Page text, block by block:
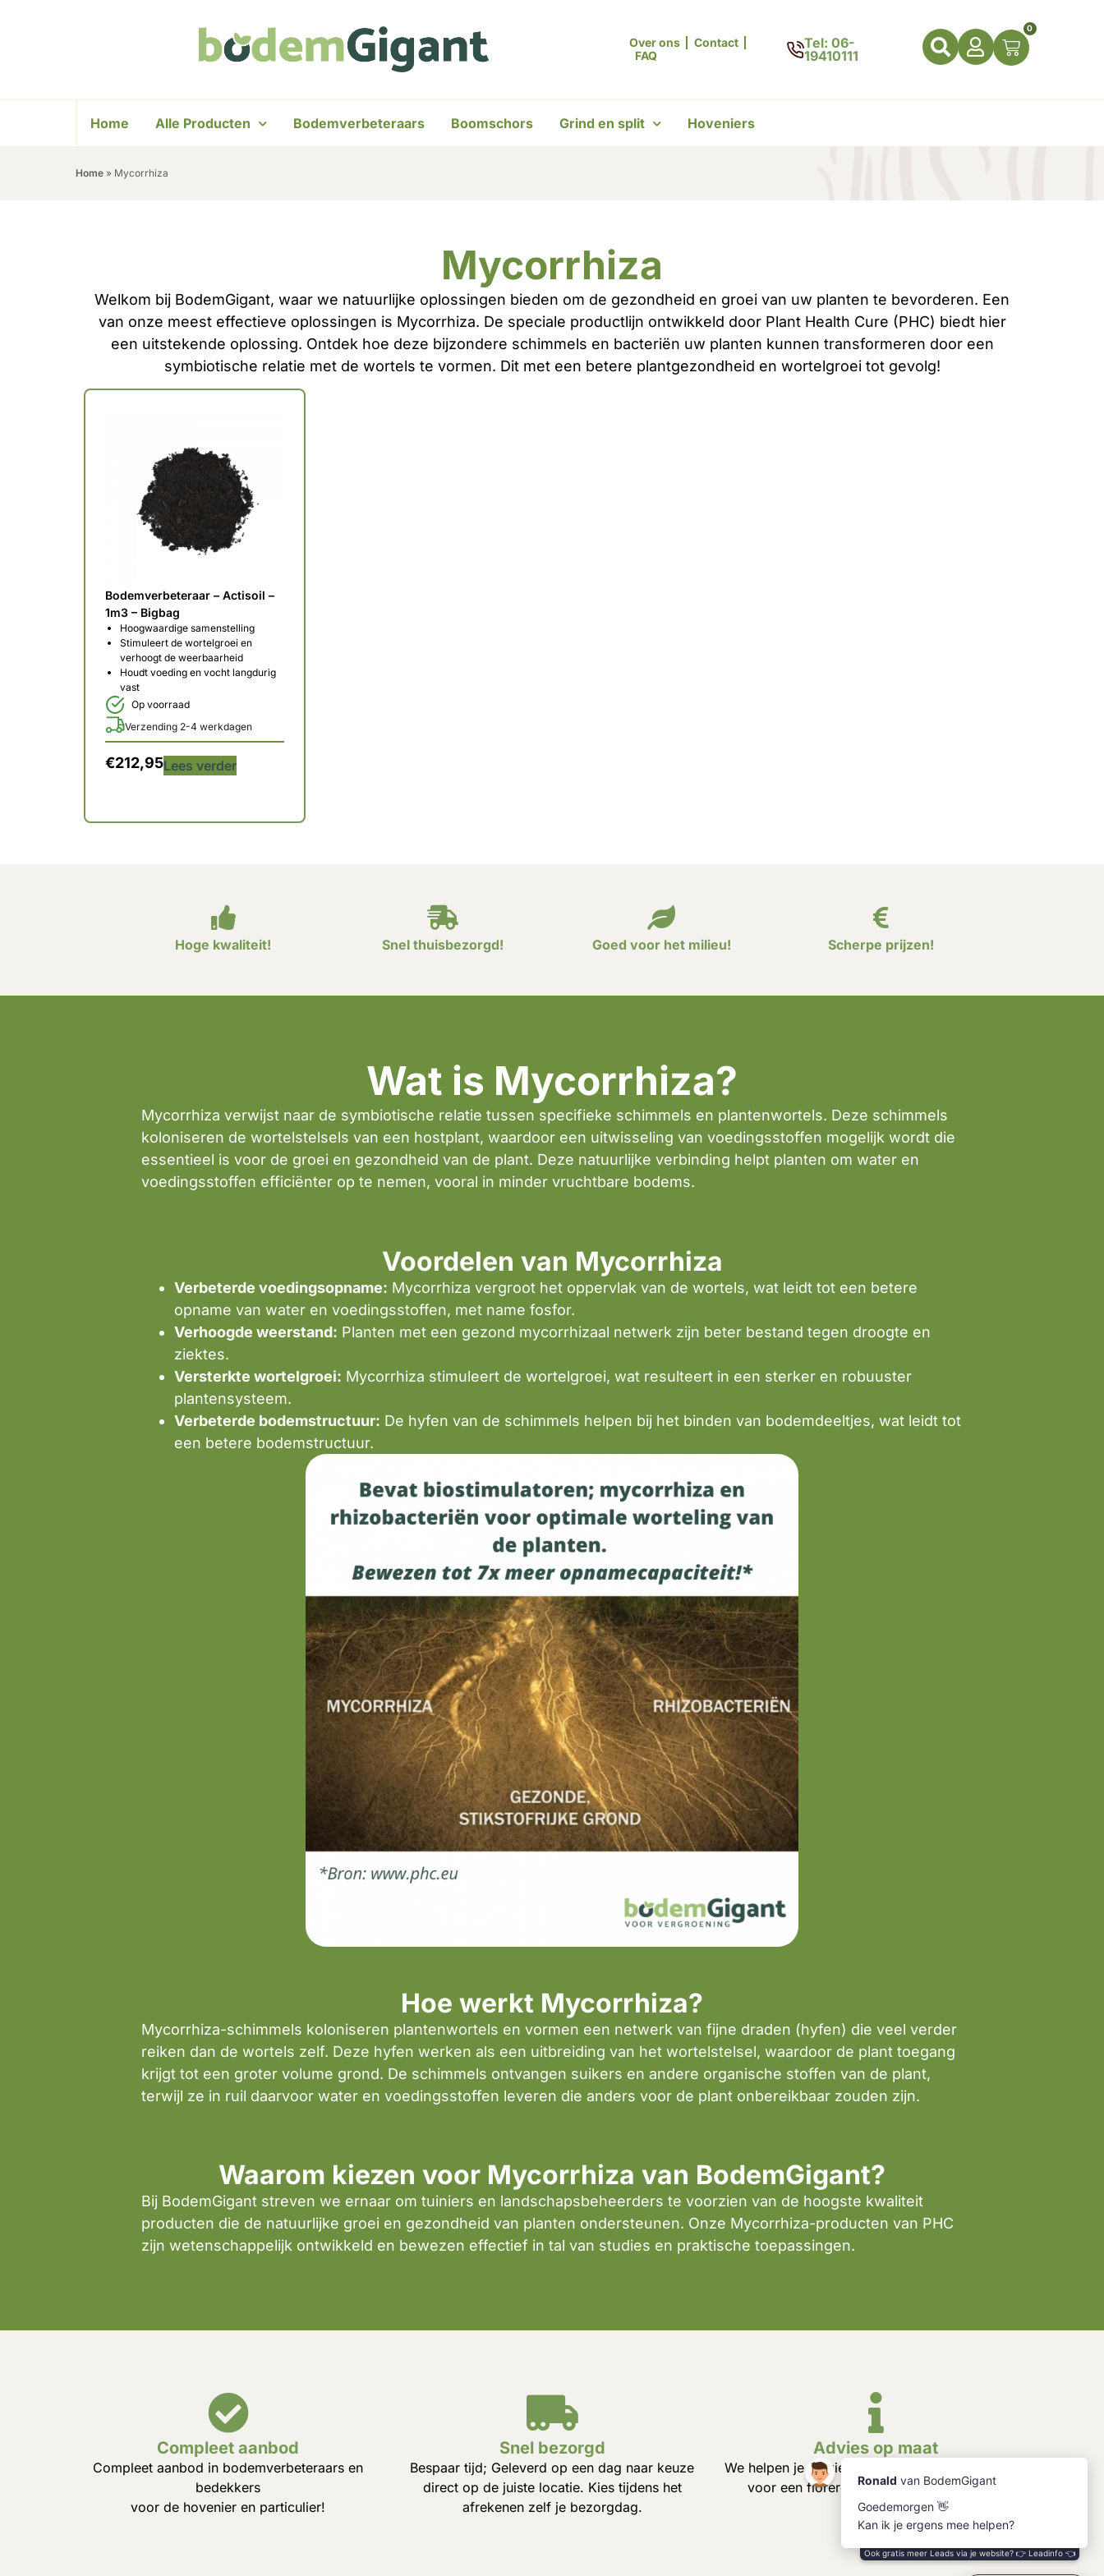
Over ons
Contact
FAQ
Tel: 06-
19410111
0
Home Alle Producten Bodemverbeteraars Boomschors Grind en split Hoveniers
Home » Mycorrhiza
Mycorrhiza
Welkom bij BodemGigant, waar we natuurlijke oplossingen bieden om de gezondheid en groei van uw planten te bevorderen. Een
van onze meest effectieve oplossingen is Mycorrhiza. De speciale productlijn ontwikkeld door Plant Health Cure (PHC) biedt hier
een uitstekende oplossing. Ontdek hoe deze bijzondere schimmels en bacteriën uw planten kunnen transformeren door een
symbiotische relatie met de wortels te vormen. Dit met een betere plantgezondheid en wortelgroei tot gevolg!
Bodemverbeteraar – Actisoil –
1m3 – Bigbag
Hoogwaardige samenstelling
Stimuleert de wortelgroei en
verhoogt de weerbaarheid
Houdt voeding en vocht langdurig
vast
Op voorraad
Verzending 2-4 werkdagen
€212,95Lees verder
Hoge kwaliteit! Snel thuisbezorgd! Goed voor het milieu! Scherpe prijzen!
Wat is Mycorrhiza?
Mycorrhiza verwijst naar de symbiotische relatie tussen specifieke schimmels en plantenwortels. Deze schimmels
koloniseren de wortelstelsels van een hostplant, waardoor een uitwisseling van voedingsstoffen mogelijk wordt die
essentieel is voor de groei en gezondheid van de plant. Deze natuurlijke verbinding helpt planten om water en
voedingsstoffen efficiënter op te nemen, vooral in minder vruchtbare bodems.
Voordelen van Mycorrhiza
Verbeterde voedingsopname: Mycorrhiza vergroot het oppervlak van de wortels, wat leidt tot een betere
opname van water en voedingsstoffen, met name fosfor.
Verhoogde weerstand: Planten met een gezond mycorrhizaal netwerk zijn beter bestand tegen droogte en
ziektes.
Versterkte wortelgroei: Mycorrhiza stimuleert de wortelgroei, wat resulteert in een sterker en robuuster
plantensysteem.
Verbeterde bodemstructuur: De hyfen van de schimmels helpen bij het binden van bodemdeeltjes, wat leidt tot
een betere bodemstructuur.
Hoe werkt Mycorrhiza?
Mycorrhiza-schimmels koloniseren plantenwortels en vormen een netwerk van fijne draden (hyfen) die veel verder
reiken dan de wortels zelf. Deze hyfen werken als een uitbreiding van het wortelstelsel, waardoor de plant toegang
krijgt tot een groter volume grond. De schimmels ontvangen suikers en andere organische stoffen van de plant,
terwijl ze in ruil daarvoor water en voedingsstoffen leveren die anders voor de plant onbereikbaar zouden zijn.
Waarom kiezen voor Mycorrhiza van BodemGigant?
Bij BodemGigant streven we ernaar om tuiniers en landschapsbeheerders te voorzien van de hoogste kwaliteit
producten die de natuurlijke groei en gezondheid van planten ondersteunen. Onze Mycorrhiza-producten van PHC
zijn wetenschappelijk ontwikkeld en bewezen effectief in tal van studies en praktische toepassingen.
Compleet aanbod
Compleet aanbod in bodemverbeteraars en
bedekkers
voor de hovenier en particulier!
Snel bezorgd
Bespaar tijd; Geleverd op een dag naar keuze
direct op de juiste locatie. Kies tijdens het
afrekenen zelf je bezorgdag.
Advies op maat
We helpen je bij kiezen van de juiste producten –
voor een florerende en gezonde bodem.